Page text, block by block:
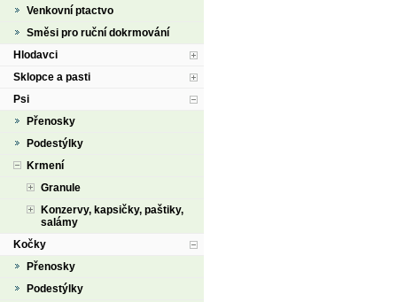
Venkovní ptactvo
Směsi pro ruční dokrmování
Hlodavci
Sklopce a pasti
Psi
Přenosky
Podestýlky
Krmení
Granule
Konzervy, kapsičky, paštiky,
salámy
Kočky
Přenosky
Podestýlky